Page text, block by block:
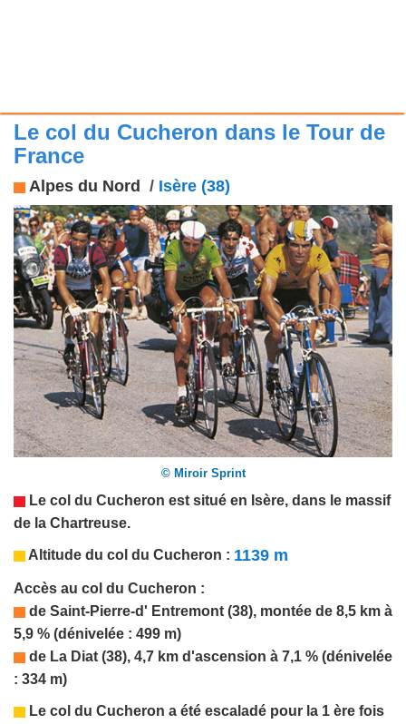
Le col du Cucheron dans le Tour de
France
Alpes du Nord / Isère (38)
© Miroir Sprint
Le col du Cucheron est situé en Isère, dans le massif
de la Chartreuse.
Altitude du col d u Cucheron : 1139 m
Accès au col d u Cucheron :
de Saint-Pierre-d' Entremont (38), montée de 8,5 km à
5,9 % (dénivelée : 499 m)
de La Diat (38), 4,7 km d'ascension à 7,1 % (dénivelée
: 334 m)
Le col du Cucheron a été escaladé pour la 1 ère fois